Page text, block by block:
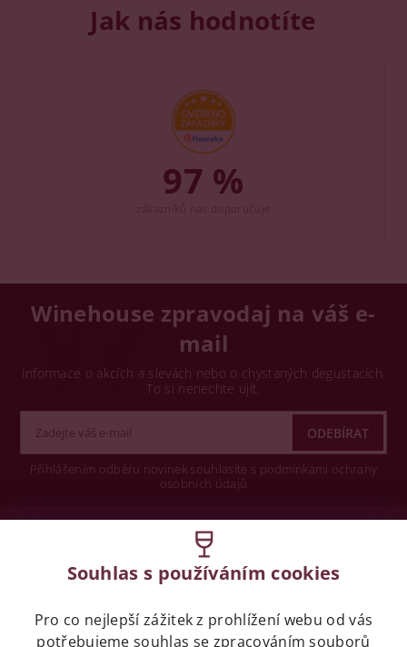
Jak nás hodnotíte
97 %
Winehouse zpravodaj na váš e-
mail
Informace o akcích a slevách nebo o chystaných degustacích.
To si nenechte ujít.
Přihlášením odběru novinek souhlasíte s podmínkami ochrany
osobních údajů
Legislativa
Zákaz prodeje alkoholických nápojů osobám
mladších 18 let.
Souhlas s používáním cookies
Pro co nejlepší zážitek z prohlížení webu od vás
potřebujeme souhlas se zpracováním souborů